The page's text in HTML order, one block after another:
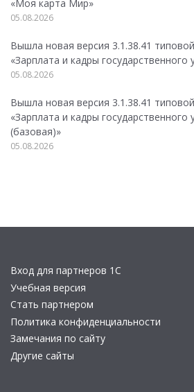
«Моя карта Мир»
05.08.2026
Вышла новая версия 3.1.38.41
«Зарплата и кадры
05.08.2026
Вышла новая версия 3.1.38.41
«Зарплата и кадры государственного
(базовая)»
05.08.2026
Вход для партнеров 1С
Учебная версия
Стать партнером
Политика конфиденциальности
Замечания по сайту
Другие сайты